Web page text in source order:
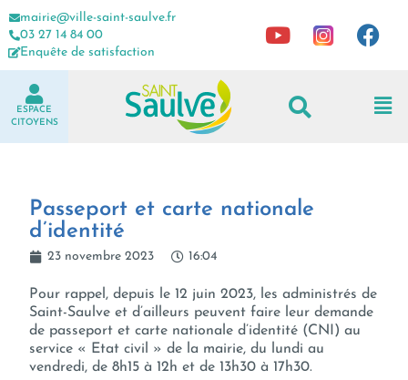
mairie@ville-saint-saulve.fr
03 27 14 84 00
Enquête de satisfaction
ESPACE
CITOYENS
Passeport et carte nationale
d’identité
23 novembre 2023 16:04
Pour rappel, depuis le 12 juin 2023, les administrés de
Saint-Saulve et d’ailleurs peuvent faire leur demande
de passeport et carte nationale d’identité (CNI) au
service « Etat civil » de la mairie, du lundi au
vendredi, de 8h15 à 12h et de 13h30 à 17h30.